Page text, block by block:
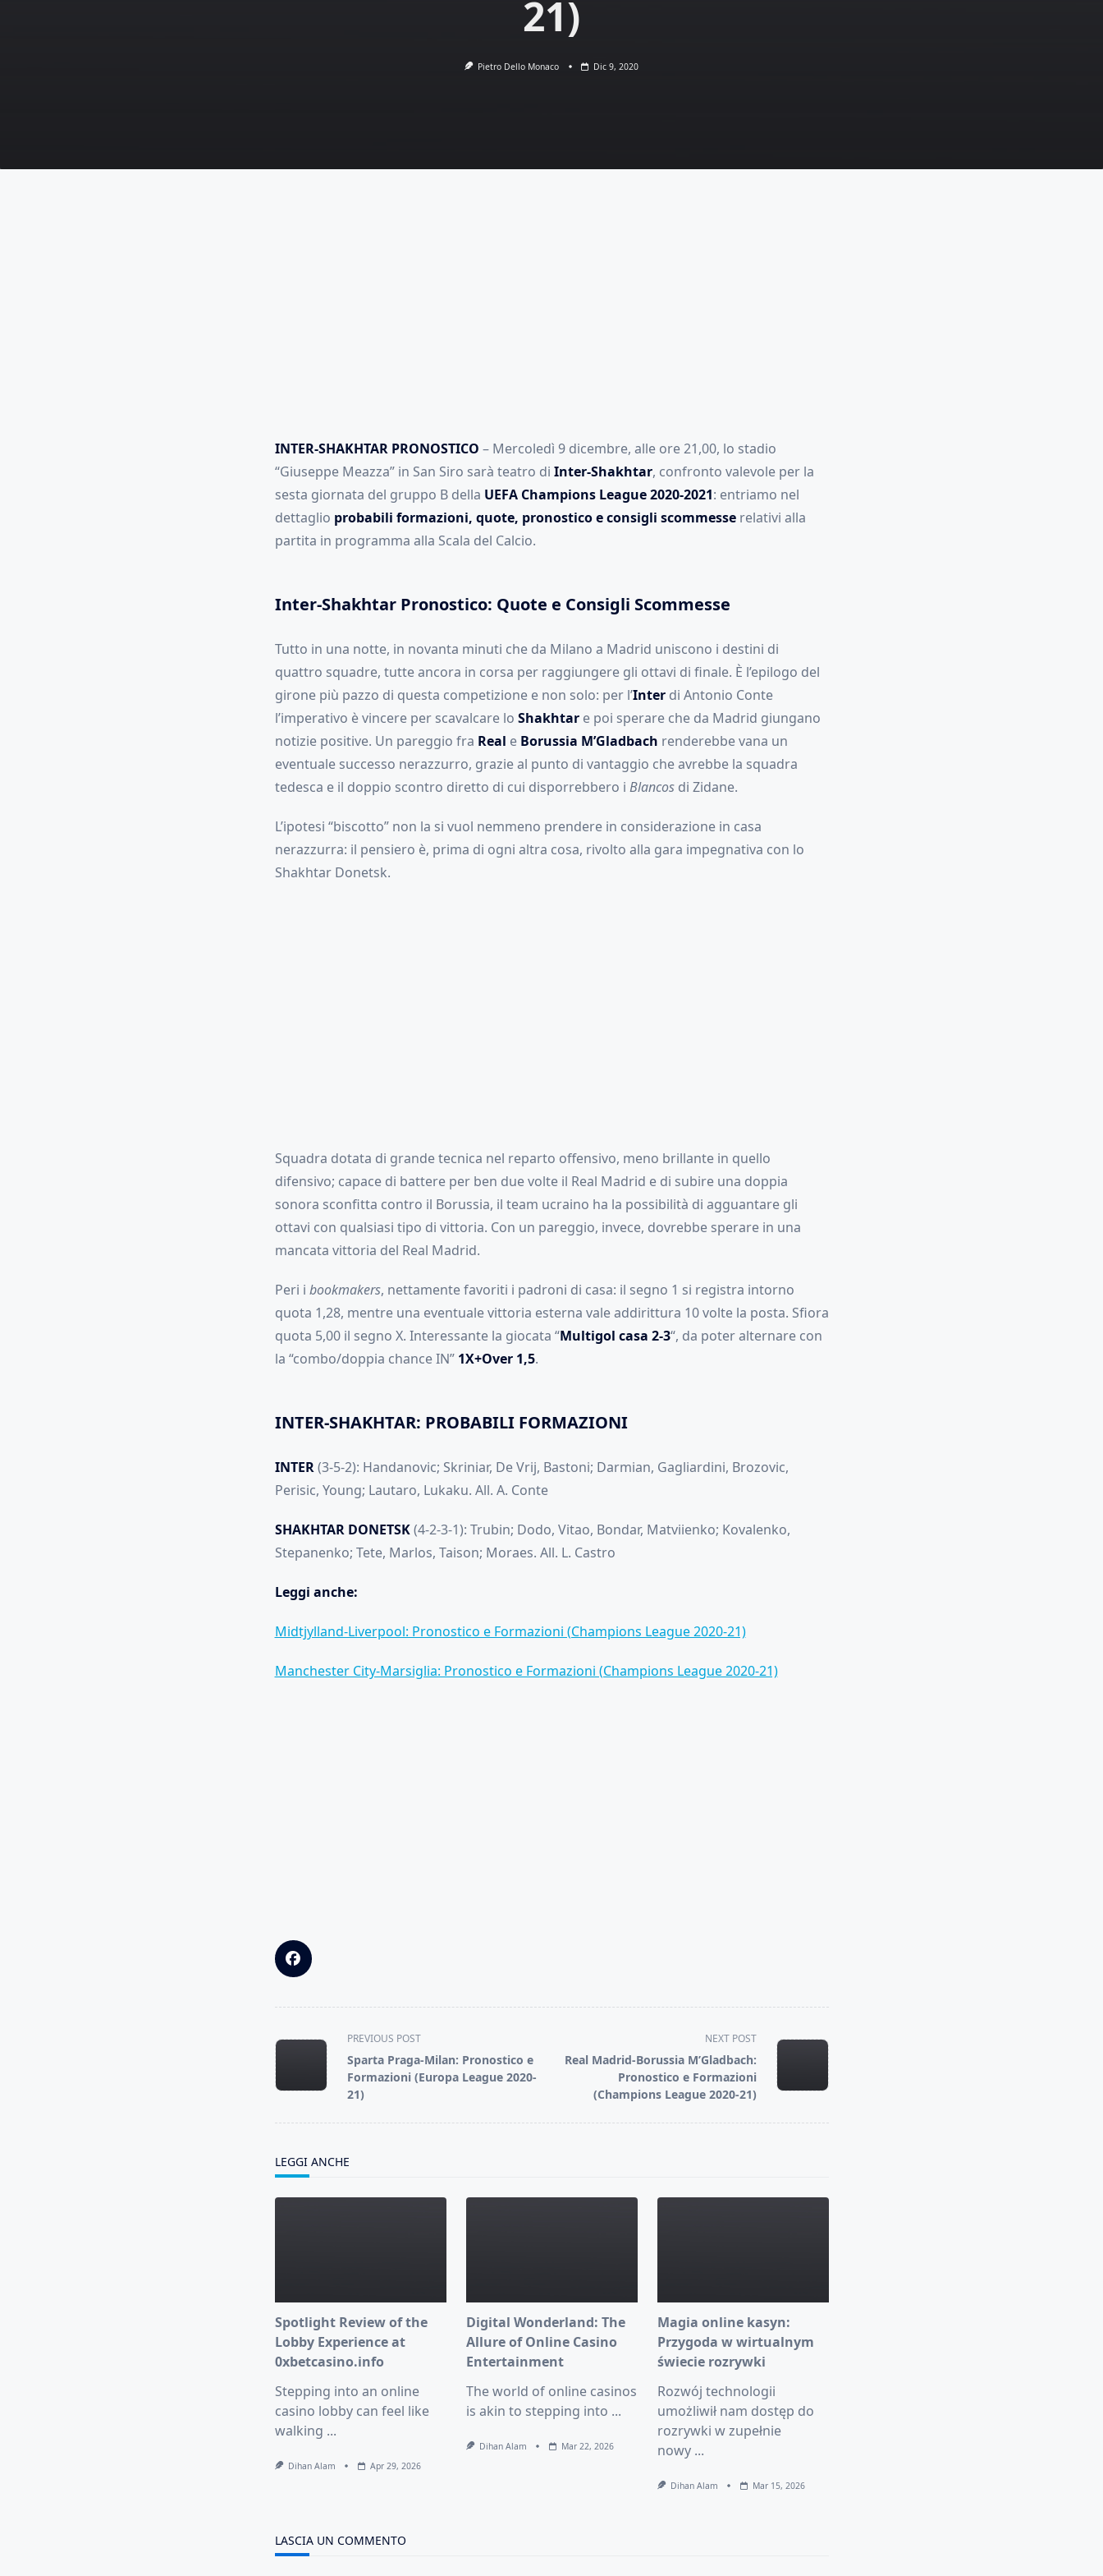
21)
Pietro Dello Monaco Dic 9, 2020
INTER-SHAKHTAR PRONOSTICO – Mercoledì 9 dicembre, alle ore 21,00, lo stadio
“Giuseppe Meazza” in San Siro sarà teatro di Inter-Shakhtar, confronto valevole per la
sesta giornata del gruppo B della UEFA Champions League 2020-2021: entriamo nel
dettaglio probabili formazioni, quote, pronostico e consigli scommesserelativi alla
partita in programma alla Scala del Calcio.
Inter-Shakhtar Pronostico: Quote e Consigli Scommesse
Tutto in una notte, in novanta minuti che da Milano a Madrid uniscono i destini di
quattro squadre, tutte ancora in corsa per raggiungere gli ottavi di finale. È l’epilogo del
girone più pazzo di questa competizione e non solo: per l’Interdi Antonio Conte
l’imperativo è vincere per scavalcare lo Shakhtare poi sperare che da Madrid giungano
notizie positive. Un pareggio fra Real e Borussia M’Gladbach renderebbe vana un
eventuale successo nerazzurro, grazie al punto di vantaggio che avrebbe la squadra
tedesca e il doppio scontro diretto di cui disporrebbero i Blancosdi Zidane.
L’ipotesi “biscotto” non la si vuol nemmeno prendere in considerazione in casa
nerazzurra: il pensiero è, prima di ogni altra cosa, rivolto alla gara impegnativa con lo
Shakhtar Donetsk.
Squadra dotata di grande tecnica nel reparto offensivo, meno brillante in quello
difensivo; capace di battere per ben due volte il Real Madrid e di subire una doppia
sonora sconfitta contro il Borussia, il team ucraino ha la possibilità di agguantare gli
ottavi con qualsiasi tipo di vittoria. Con un pareggio, invece, dovrebbe sperare in una
mancata vittoria del Real Madrid.
Peri i bookmakers, nettamente favoriti i padroni di casa: il segno 1 si registra intorno
quota 1,28, mentre una eventuale vittoria esterna vale addirittura 10 volte la posta. Sfiora
quota 5,00 il segno X. Interessante la giocata “Multigol casa 2-3“, da poter alternare con
la “combo/doppia chance IN” 1X+Over 1,5.
INTER-SHAKHTAR: PROBABILI FORMAZIONI
INTER(3-5-2): Handanovic; Skriniar, De Vrij, Bastoni; Darmian, Gagliardini, Brozovic,
Perisic, Young; Lautaro, Lukaku. All. A. Conte
SHAKHTAR DONETSK(4-2-3-1): Trubin; Dodo, Vitao, Bondar, Matviienko; Kovalenko,
Stepanenko; Tete, Marlos, Taison; Moraes. All. L. Castro
Leggi anche:
Midtjylland-Liverpool: Pronostico e Formazioni (Champions League 2020-21)
Manchester City-Marsiglia: Pronostico e Formazioni (Champions League 2020-21)
<span
class="nav-
subtitle
screen-
PREVIOUS POST
Sparta Praga-Milan: Pronostico e
Formazioni (Europa League 2020-
21)
NEXT POST
Real Madrid-Borussia M’Gladbach:
Pronostico e Formazioni
(Champions League 2020-21)
LEGGI ANCHE
Spotlight Review of the
Lobby Experience at
0xbetcasino.info
Stepping into an online
casino lobby can feel like
walking ...
Dihan Alam Apr 29, 2026
Digital Wonderland: The
Allure of Online Casino
Entertainment
The world of online casinos
is akin to stepping into ...
Dihan Alam Mar 22, 2026
Magia online kasyn:
Przygoda w wirtualnym
świecie rozrywki
Rozwój technologii
umożliwił nam dostęp do
rozrywki w zupełnie
nowy ...
Dihan Alam Mar 15, 2026
LASCIA UN COMMENTO